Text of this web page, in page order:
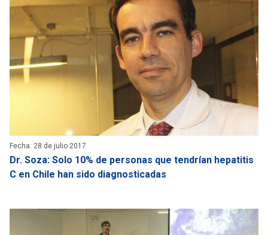
Fecha: 28 de julio 2017
Dr. Soza: Solo 10% de personas que tendrían hepatitis
C en Chile han sido diagnosticadas